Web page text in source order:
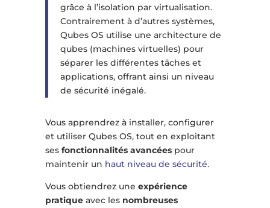
grâce à l’isolation par virtualisation.
Contrairement à d’autres systèmes,
Qubes OS utilise une architecture de
qubes (machines virtuelles) pour
séparer les différentes tâches et
applications, offrant ainsi un niveau
de sécurité inégalé.
Vous apprendrez à installer, configurer
et utiliser Qubes OS, tout en exploitant
ses fonctionnalités avancéespour
maintenir un haut niveau de sécurité.
Vous obtiendrez une expérience
pratiqueavec les nombreuses